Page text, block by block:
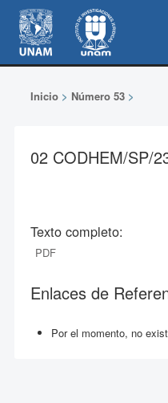
Inicio> Número 53>
02 CODHEM/SP/
Texto completo:
PDF
Enlaces de
Por el momento, no